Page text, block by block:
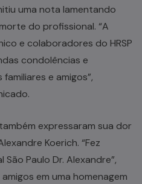
uma nota lamentando
do profissional. “A
e colaboradores do HRSP
condolências e
e amigos”,
expressaram sua dor
Koerich. “Fez
Paulo Dr. Alexandre”,
em uma homenagem